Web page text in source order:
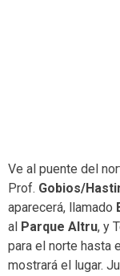
Ve al puente del
Prof. Gobios/
aparecerá, llamado
al Parque Altru, y
para el norte hasta
mostrará el lugar.